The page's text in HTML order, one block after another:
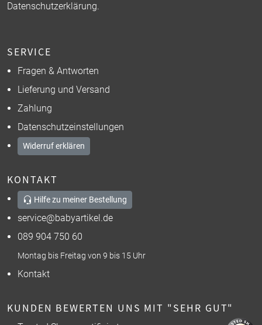
Datenschutzerklärung.
SERVICE
Fragen & Antworten
Lieferung und Versand
Zahlung
Datenschutzeinstellungen
Widerruf erklären
KONTAKT
Hilfe zu meiner Bestellung
service@babyartikel.de
089 904 750 60
Montag bis Freitag von 9 bis 15 Uhr
Kontakt
KUNDEN BEWERTEN UNS MIT "SEHR GUT"